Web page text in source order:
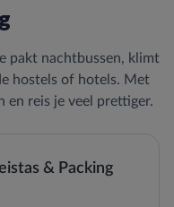
en veel
en een reservebril.
(voor wc's in de
pakt nachtbussen, klimt
hostels of hotels. Met
en reis je veel prettiger.
& Packing